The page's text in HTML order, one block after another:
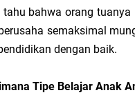
tahu bahwa orang
semaksimal
dengan baik.
Tipe Belajar Anak